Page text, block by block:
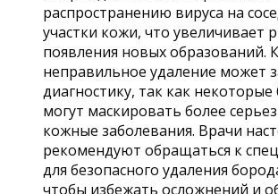
распространению вируса на
участки кожи, что увеличивает
появления новых образований.
неправильное удаление может
диагностику, так как
могут маскировать более
кожные заболевания. Врачи
рекомендуют обращаться к
для безопасного удаления
чтобы избежать осложнений и